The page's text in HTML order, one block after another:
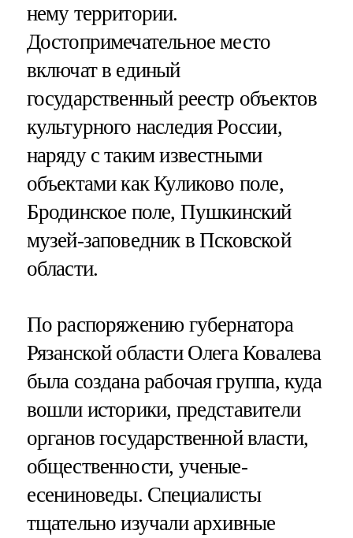
нему территории.
Достопримечательное место
включат в единый
государственный реестр объектов
культурного наследия России,
наряду с таким известными
объектами как Куликово поле,
Бродинское поле, Пушкинский
музей-заповедник в Псковской
области.
По распоряжению губернатора
Рязанской области Олега Ковалева
была создана рабочая группа, куда
вошли историки, представители
органов государственной власти,
общественности, ученые-
есениноведы. Специалисты
тщательно изучали архивные